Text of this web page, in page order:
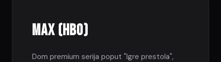
Max (HBO)
Dom premium serija poput "Igre prestola",